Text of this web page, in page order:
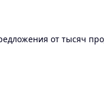
от тысяч